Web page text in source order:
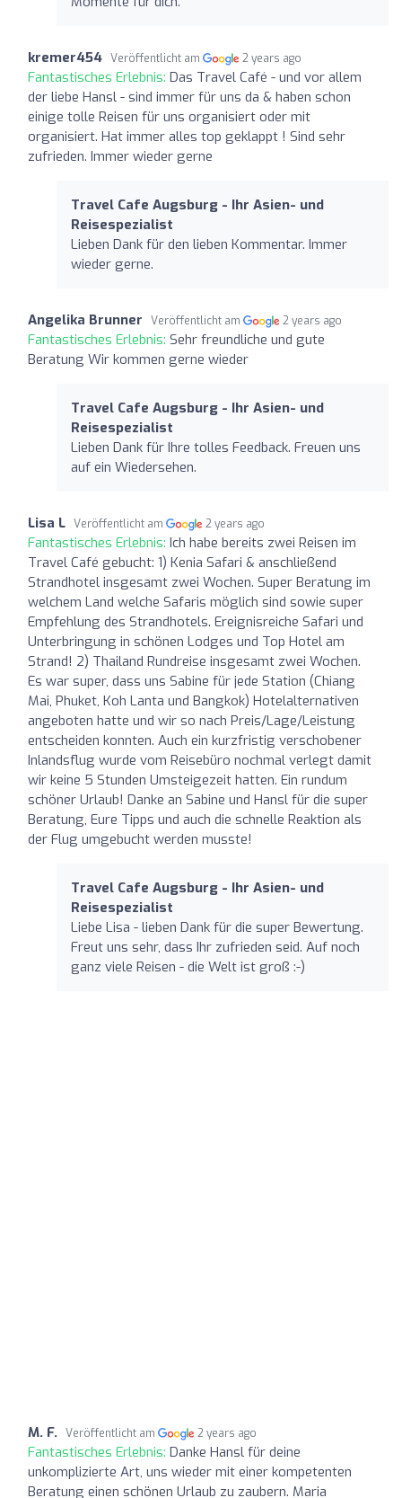
kremer454 Veröffentlicht am 2 years ago
Fantastisches Erlebnis: Das Travel Café - und vor allem
der liebe Hansl - sind immer für uns da & haben schon
einige tolle Reisen für uns organisiert oder mit
organisiert. Hat immer alles top geklappt ! Sind sehr
zufrieden. Immer wieder gerne
Travel Cafe Augsburg - Ihr Asien- und
Reisespezialist
Lieben Dank für den lieben Kommentar. Immer
wieder gerne.
Angelika Brunner Veröffentlicht am 2 years ago
Fantastisches Erlebnis: Sehr freundliche und gute
Beratung Wir kommen gerne wieder
Travel Cafe Augsburg - Ihr Asien- und
Reisespezialist
Lieben Dank für Ihre tolles Feedback. Freuen uns
auf ein Wiedersehen.
Lisa L Veröffentlicht am 2 years ago
Fantastisches Erlebnis: Ich habe bereits zwei Reisen im
Travel Café gebucht: 1) Kenia Safari & anschließend
Strandhotel insgesamt zwei Wochen. Super Beratung im
welchem Land welche Safaris möglich sind sowie super
Empfehlung des Strandhotels. Ereignisreiche Safari und
Unterbringung in schönen Lodges und Top Hotel am
Strand! 2) Thailand Rundreise insgesamt zwei Wochen.
Es war super, dass uns Sabine für jede Station (Chiang
Mai, Phuket, Koh Lanta und Bangkok) Hotelalternativen
angeboten hatte und wir so nach Preis/Lage/Leistung
entscheiden konnten. Auch ein kurzfristig verschobener
Inlandsflug wurde vom Reisebüro nochmal verlegt damit
wir keine 5 Stunden Umsteigezeit hatten. Ein rundum
schöner Urlaub! Danke an Sabine und Hansl für die super
Beratung, Eure Tipps und auch die schnelle Reaktion als
der Flug umgebucht werden musste!
Travel Cafe Augsburg - Ihr Asien- und
Reisespezialist
Liebe Lisa - lieben Dank für die super Bewertung.
Freut uns sehr, dass Ihr zufrieden seid. Auf noch
ganz viele Reisen - die Welt ist groß :-)
M. F. Veröffentlicht am 2 years ago
Fantastisches Erlebnis: Danke Hansl für deine
unkomplizierte Art, uns wieder mit einer kompetenten
Beratung einen schönen Urlaub zu zaubern. Maria